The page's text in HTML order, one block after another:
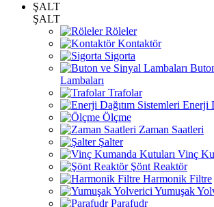
ŞALT
ŞALT
Röleler
Kontaktör
Sigorta
Lambaları
Trafolar
Enerji
Ölçme
Zaman Saatleri
Şalter
Vinç
Şönt Reaktör
Harmonik Filtre
Yumuşak
Parafudr